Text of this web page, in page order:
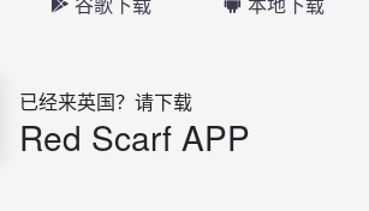
已经来英国？请下载
Red Scarf APP